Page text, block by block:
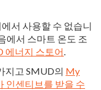
서 사용할 수 없습니
에서 스마트 온도 조
에너지 스토어.
지고 SMUD의 My
인센티브를 받을 수